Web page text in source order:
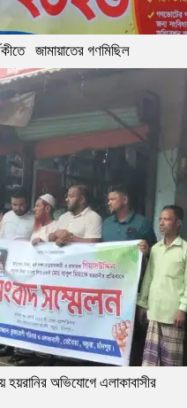
জামায়াতের গণমিছিল
হয়রানির অভিযোগে এলাকাবাসীর